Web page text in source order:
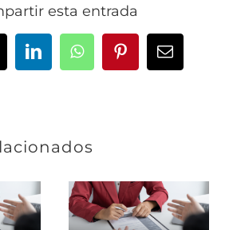
esta entrada
LinkedInWhatsAppPinterestCorreo